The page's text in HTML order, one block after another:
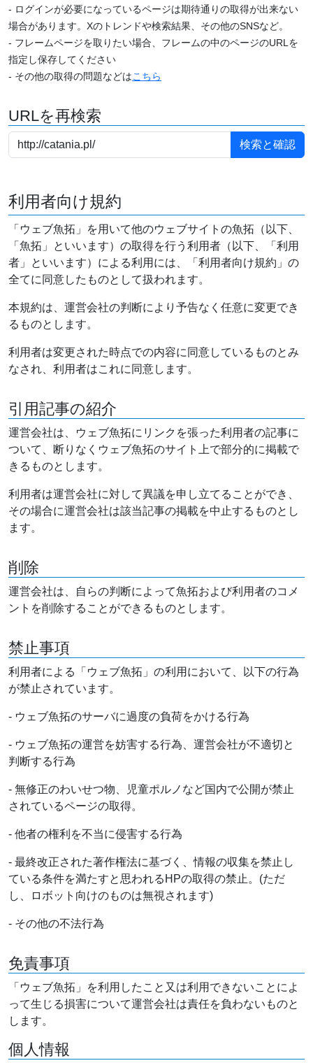
- ログインが必要になっているページは期待通りの取得が出来ない
場合があります。Xのトレンドや検索結果、その他のSNSなど。
- フレームページを取りたい場合、フレームの中のページのURLを
指定し保存してください
- その他の取得の問題などはこちら
URLを再検索
利用者向け規約
「ウェブ魚拓」を用いて他のウェブサイトの魚拓（以下、
「魚拓」といいます）の取得を行う利用者（以下、「利用
者」といいます）による利用には、「利用者向け規約」の
全てに同意したものとして扱われます。
本規約は、運営会社の判断により予告なく任意に変更でき
るものとします。
利用者は変更された時点での内容に同意しているものとみ
なされ、利用者はこれに同意します。
引用記事の紹介
運営会社は、ウェブ魚拓にリンクを張った利用者の記事に
ついて、断りなくウェブ魚拓のサイト上で部分的に掲載で
きるものとします。
利用者は運営会社に対して異議を申し立てることができ、
その場合に運営会社は該当記事の掲載を中止するものとし
ます。
削除
運営会社は、自らの判断によって魚拓および利用者のコメ
ントを削除することができるものとします。
禁止事項
利用者による「ウェブ魚拓」の利用において、以下の行為
が禁止されています。
- ウェブ魚拓のサーバに過度の負荷をかける行為
- ウェブ魚拓の運営を妨害する行為、運営会社が不適切と
判断する行為
- 無修正のわいせつ物、児童ポルノなど国内で公開が禁止
されているページの取得。
- 他者の権利を不当に侵害する行為
- 最終改正された著作権法に基づく、情報の収集を禁止し
ている条件を満たすと思われるHPの取得の禁止。(ただ
し、ロボット向けのものは無視されます)
- その他の不法行為
免責事項
「ウェブ魚拓」を利用したこと又は利用できないことによ
って生じる損害について運営会社は責任を負わないものと
します。
個人情報